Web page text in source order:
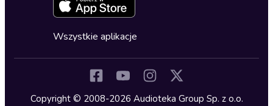
Kryminały
Cykle audiobooków
Wszystkie aplikacje
Copyright © 2008-2026 Audioteka Group Sp. z o.o.